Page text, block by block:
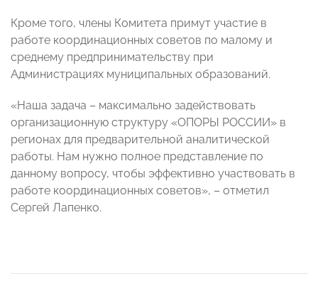
Кроме того, члены Комитета примут участие в
работе координационных советов по малому и
среднему предпринимательству при
Администрациях муниципальных образований.
«Наша задача – максимально задействовать
организационную структуру «ОПОРЫ РОССИИ» в
регионах для предварительной аналитической
работы. Нам нужно полное представление по
данному вопросу, чтобы эффективно участвовать в
работе координационных советов», – отметил
Сергей Лапенко.